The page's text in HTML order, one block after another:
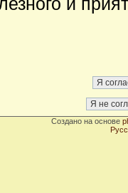
Создано на основе